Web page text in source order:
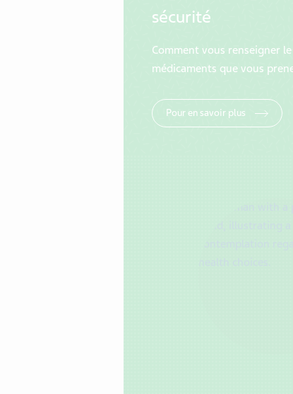
sécurité
Comment vous renseigner
médicaments que vous
Pour en savoir plus